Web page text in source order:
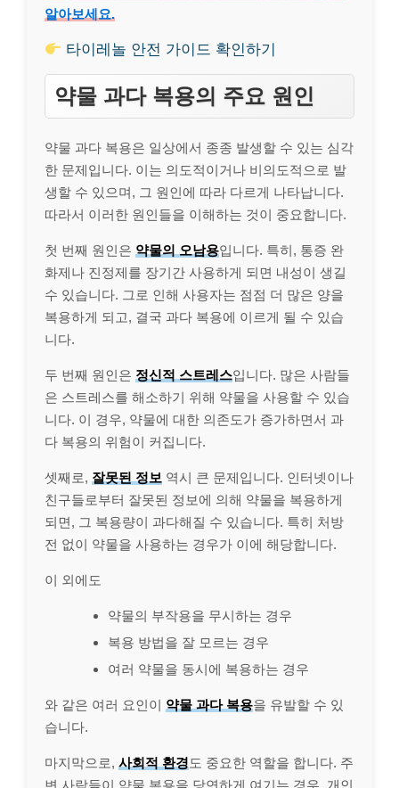
알아보세요.
타이레놀 안전 가이드 확인하기
약물 과다 복용의 주요 원인
약물 과다 복용은 일상에서 종종 발생할 수 있는 심각
한 문제입니다. 이는 의도적이거나 비의도적으로 발
생할 수 있으며, 그 원인에 따라 다르게 나타납니다.
따라서 이러한 원인들을 이해하는 것이 중요합니다.
첫 번째 원인은 약물의 오남용입니다. 특히, 통증 완
화제나 진정제를 장기간 사용하게 되면 내성이 생길
수 있습니다. 그로 인해 사용자는 점점 더 많은 양을
복용하게 되고, 결국 과다 복용에 이르게 될 수 있습
니다.
두 번째 원인은 정신적 스트레스입니다. 많은 사람들
은 스트레스를 해소하기 위해 약물을 사용할 수 있습
니다. 이 경우, 약물에 대한 의존도가 증가하면서 과
다 복용의 위험이 커집니다.
셋째로, 잘못된 정보 역시 큰 문제입니다. 인터넷이나
친구들로부터 잘못된 정보에 의해 약물을 복용하게
되면, 그 복용량이 과다해질 수 있습니다. 특히 처방
전 없이 약물을 사용하는 경우가 이에 해당합니다.
이 외에도
약물의 부작용을 무시하는 경우
복용 방법을 잘 모르는 경우
여러 약물을 동시에 복용하는 경우
와 같은 여러 요인이 약물 과다 복용을 유발할 수 있
습니다.
마지막으로, 사회적 환경도 중요한 역할을 합니다. 주
변 사람들이 약물 복용을 당연하게 여기는 경우, 개인